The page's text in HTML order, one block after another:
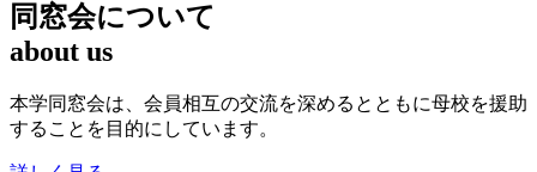
同窓会について
about us
本学同窓会は、会員相互の交流を深めるとともに母校を援助
することを目的にしています。